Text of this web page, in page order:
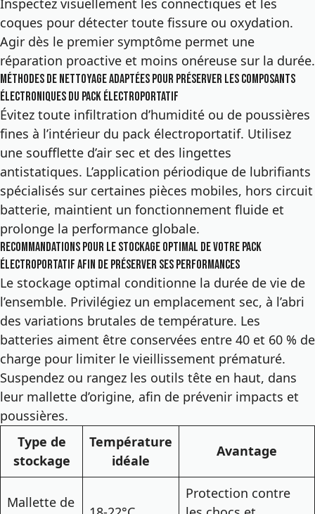
Inspectez visuellement les connectiques et les
coques pour détecter toute fissure ou oxydation.
Agir dès le premier symptôme permet une
réparation proactive et moins onéreuse sur la durée.
Méthodes de nettoyage adaptées pour préserver les composants
électroniques du pack électroportatif
Évitez toute infiltration d’humidité ou de poussières
fines à l’intérieur du pack électroportatif. Utilisez
une soufflette d’air sec et des lingettes
antistatiques. L’application périodique de lubrifiants
spécialisés sur certaines pièces mobiles, hors circuit
batterie, maintient un fonctionnement fluide et
prolonge la performance globale.
Recommandations pour le stockage optimal de votre pack
électroportatif afin de préserver ses performances
Le stockage optimal conditionne la durée de vie de
l’ensemble. Privilégiez un emplacement sec, à l’abri
des variations brutales de température. Les
batteries aiment être conservées entre 40 et 60 % de
charge pour limiter le vieillissement prématuré.
Suspendez ou rangez les outils tête en haut, dans
leur mallette d’origine, afin de prévenir impacts et
poussières.
Type de
stockage
Température
idéale
Avantage
Mallette de
Protection contre